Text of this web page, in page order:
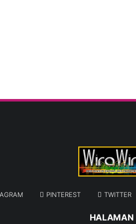
PINTEREST TWITTER
HALAMAN